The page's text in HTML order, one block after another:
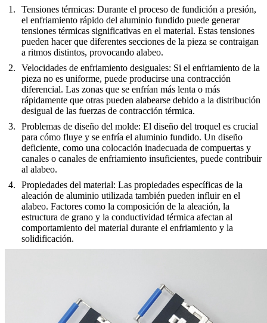
Tensiones térmicas: Durante el proceso de fundición a presión,
el enfriamiento rápido del aluminio fundido puede generar
tensiones térmicas significativas en el material. Estas tensiones
pueden hacer que diferentes secciones de la pieza se contraigan
a ritmos distintos, provocando alabeo.
Velocidades de enfriamiento desiguales: Si el enfriamiento de la
pieza no es uniforme, puede producirse una contracción
diferencial. Las zonas que se enfrían más lenta o más
rápidamente que otras pueden alabearse debido a la distribución
desigual de las fuerzas de contracción térmica.
Problemas de diseño del molde: El diseño del troquel es crucial
para cómo fluye y se enfría el aluminio fundido. Un diseño
deficiente, como una colocación inadecuada de compuertas y
canales o canales de enfriamiento insuficientes, puede contribuir
al alabeo.
Propiedades del material: Las propiedades específicas de la
aleación de aluminio utilizada también pueden influir en el
alabeo. Factores como la composición de la aleación, la
estructura de grano y la conductividad térmica afectan al
comportamiento del material durante el enfriamiento y la
solidificación.